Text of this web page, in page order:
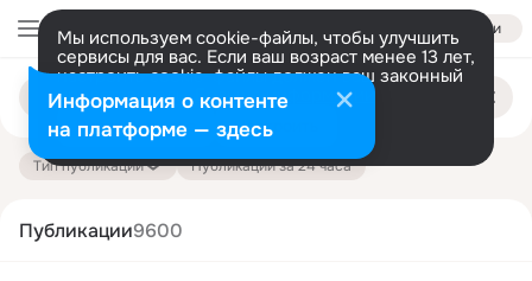
Войти
Мы используем cookie-файлы, чтобы улучшить
сервисы для вас. Если ваш возраст менее 13 лет,
настроить cookie-файлы должен ваш законный
представитель. Больше информации
Разрешить все Настроить
Поиск
публикациям
Тип публикации Публикации за 24 часа
Публикации9600
Информация о контенте
на платформе — здесь